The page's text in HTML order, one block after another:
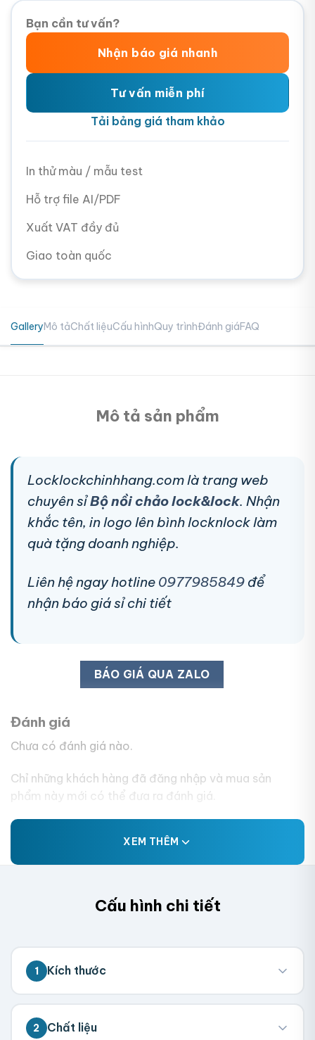
Bạn cần tư vấn?
Nhận báo giá nhanh
Tư vấn miễn phí
Tải bảng giá tham khảo
In thử màu / mẫu test
Hỗ trợ file AI/PDF
Xuất VAT đầy đủ
Giao toàn quốc
GalleryMô tảChất liệuCấu hìnhQuy trìnhĐánh giáFAQ
Mô tả sản phẩm
Locklockchinhhang.com là trang web
chuyên sỉBộ nồi chảo lock&lock. Nhận
khắc tên, in logo lên bình locknlock làm
quà tặng doanh nghiệp.
Liên hệ ngay hotline 0977985849 để
nhận báo giá sỉ chi tiết
BÁO GIÁ QUA ZALO
Đánh giá
Chưa có đánh giá nào.
Chỉ những khách hàng đã đăng nhập và mua sản
phẩm này mới có thể đưa ra đánh giá.
XEM THÊM
Cấu hình chi tiết
1 Kích thước
💡 Đo kích thước bên trong hộp (nơi chứa
2 Chất liệu